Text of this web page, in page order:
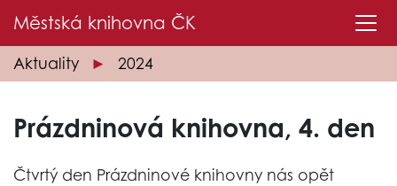
Městská knihovna ČK
Aktuality 2024
Prázdninová knihovna, 4. den
Čtvrtý den Prázdninové knihovny nás opět